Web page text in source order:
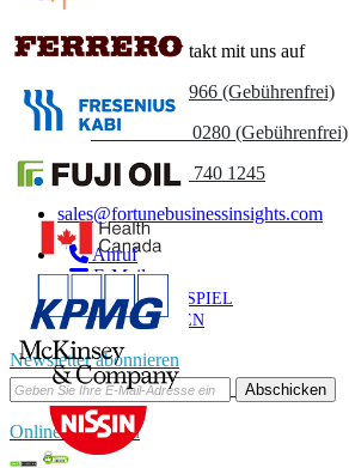
Nehmen Sie Kontakt mit uns auf
+1 833 909 2966 (Gebührenfrei)
UK+44 808 502 0280 (Gebührenfrei)
(APAC) +91 744 740 1245
sales@fortunebusinessinsights.com
Anruf
E-Mail
BEISPIEL
HERUNTERLADEN
Newsletter abonnieren
Abschicken
Online-Vertrauen